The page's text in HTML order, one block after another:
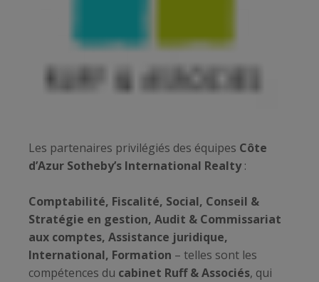
Les partenaires privilégiés des équipes Côte
d’Azur Sotheby’s International Realty:
Comptabilité, Fiscalité, Social, Conseil &
Stratégie en gestion, Audit & Commissariat
aux comptes, Assistance juridique,
International, Formation – telles sont les
compétences du cabinet Ruff & Associés, qui